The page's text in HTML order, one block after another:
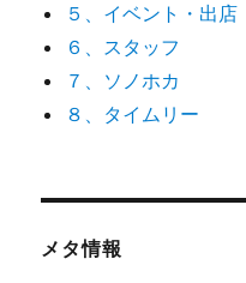
５、イベント・出店
６、スタッフ
７、ソノホカ
８、タイムリー
メタ情報